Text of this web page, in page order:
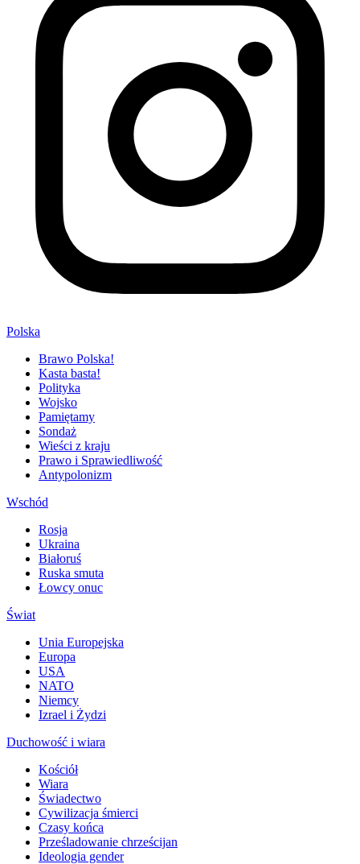
Polska
Brawo Polska!
Kasta basta!
Polityka
Wojsko
Pamiętamy
Sondaż
Wieści z kraju
Prawo i Sprawiedliwość
Antypolonizm
Wschód
Rosja
Ukraina
Białoruś
Ruska smuta
Łowcy onuc
Świat
Unia Europejska
Europa
USA
NATO
Niemcy
Izrael i Żydzi
Duchowość i wiara
Kościół
Wiara
Świadectwo
Cywilizacja śmierci
Czasy końca
Prześladowanie chrześcijan
Ideologia gender